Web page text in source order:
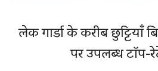
लेक गार्डा के करीब छुट्टियाँ
पर उपलब्ध टॉप-